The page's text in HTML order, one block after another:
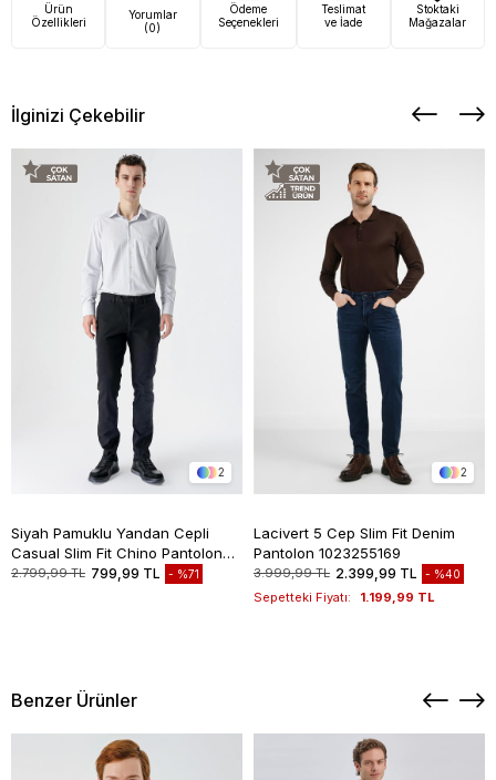
Ürün
Özellikleri
Yorumlar
(0)
Ödeme
Seçenekleri
Teslimat
ve İade
Stoktaki
Mağazalar
İlginizi Çekebilir
2
Siyah Pamuklu Yandan Cepli
Casual Slim Fit Chino Pantolon
1003235117
2.799,99 TL 799,99 TL %71
2
Lacivert 5 Cep Slim Fit Denim
Pantolon 1023255169
3.999,99 TL 2.399,99 TL %40
Sepetteki Fiyatı: 1.199,99 TL
Benzer Ürünler